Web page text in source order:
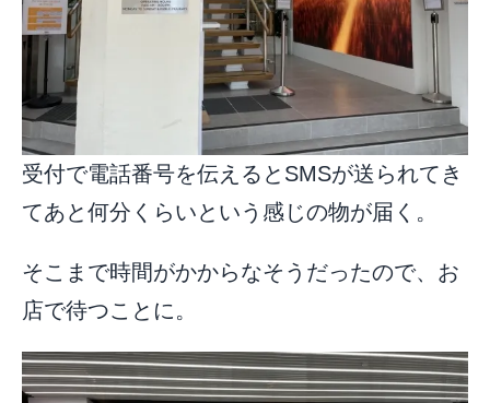
受付で電話番号を伝えるとSMSが送られてき
てあと何分くらいという感じの物が届く。
そこまで時間がかからなそうだったので、お
店で待つことに。